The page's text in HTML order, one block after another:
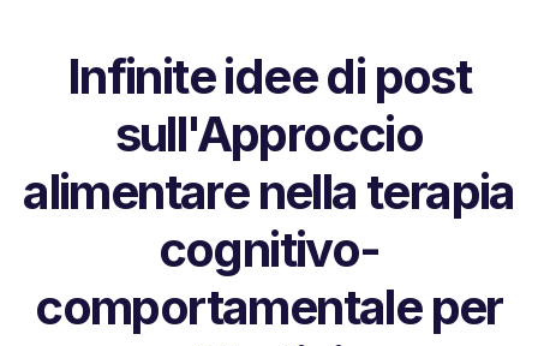
Infinite idee di post
sull'Approccio
alimentare nella terapia
cognitivo-
comportamentale per